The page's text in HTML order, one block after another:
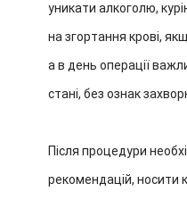
уникати алкоголю,
на згортання крові,
а в день операції
стані, без ознак
Після процедури
рекомендацій, носити